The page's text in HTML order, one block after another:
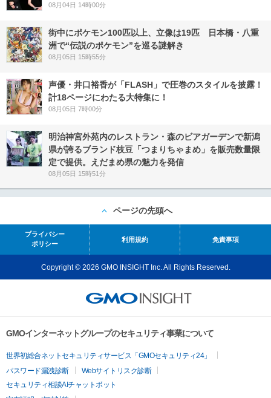
08月04日 14時00分
街中にポケモン100匹以上、立像は19匹 日本橋・八重
洲で“伝説のポケモン”を巡る謎解き
08月05日 15時55分
声優・井口裕香が「FLASH」で圧巻のスタイルを披露！
計18ページにわたる大特集に！
08月05日 7時00分
明治神宮外苑内のレストラン・森のビアガーデンで新潟
県が誇るブランド枝豆「つまりちゃまめ」を販売数量限
定で提供。えだまめ県の魅力を発信
08月05日 15時51分
ページの先頭へ
プライバシー
ポリシー
利用規約 免責事項
Copyright © 2026 GMO INSIGHT Inc. All Rights Reserved.
GMOインターネットグループのセキュリティ事業について
世界初総合ネットセキュリティサービス「GMOセキュリティ24」
パスワード漏洩診断
Webサイトリスク診断
セキュリティ相談AIチャットボット